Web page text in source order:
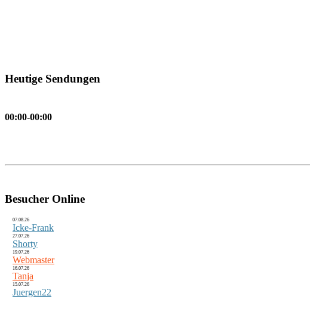
Heutige Sendungen
00:00-00:00
Besucher Online
07.08.26
Icke-Frank
27.07.26
Shorty
19.07.26
Webmaster
16.07.26
Tanja
15.07.26
Juergen22